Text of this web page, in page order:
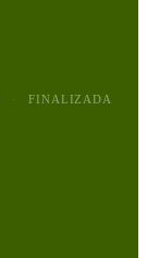
FINALIZADA